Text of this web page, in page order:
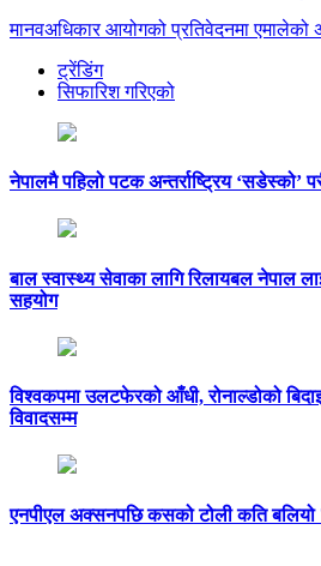
मानवअधिकार आयोगको प्रतिवेदनमा एमालेको
ट्रेंडिंग
सिफारिश गरिएको
नेपालमै पहिलो पटक अन्तर्राष्ट्रिय ‘सडेस्को’
बाल स्वास्थ्य सेवाका लागि रिलायबल नेपाल
सहयोग
विश्वकपमा उलटफेरको आँधी, रोनाल्डोको
विवादसम्म
एनपीएल अक्सनपछि कसको टोली कति बलियो